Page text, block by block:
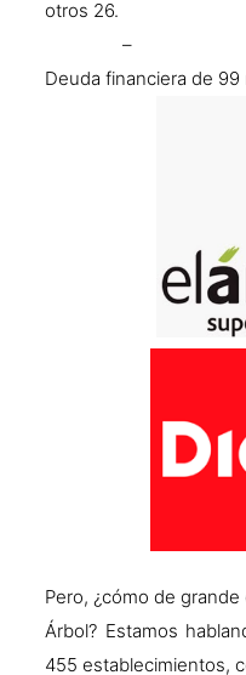
otros 26.
–
Deuda financiera de
Pero, ¿cómo de grande
Árbol? Estamos
455 establecimientos,